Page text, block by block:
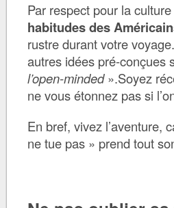
Par respect pour la
habitudes des
rustre durant votre
autres idées pré-conçues
l’open-minded».Soyez
ne vous étonnez pas si
En bref, vivez l’aventure,
ne tue pas » prend tout